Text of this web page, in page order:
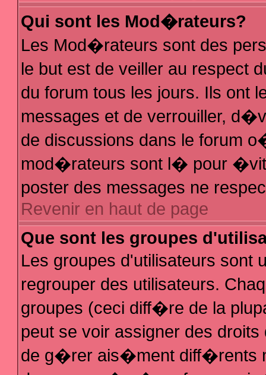
Qui sont les Mod�rateurs?
Les Mod�rateurs sont des
le but est de veiller au respect
du forum tous les jours. Ils ont
messages et de verrouiller,
de discussions dans le forum
mod�rateurs sont l� pour
poster des messages ne
Revenir en haut de page
Que sont les groupes
Les groupes d'utilisateurs sont
regrouper des utilisateurs.
groupes (ceci diff�re de la
peut se voir assigner des
de g�rer ais�ment diff�rents